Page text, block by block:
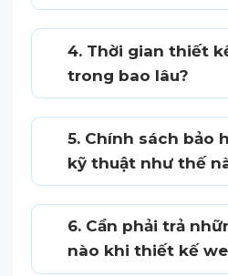
4. Thời gian thiết
trong bao lâu?
5. Chính sách bảo
kỹ thuật như thế
6. Cần phải trả
nào khi thiết kế